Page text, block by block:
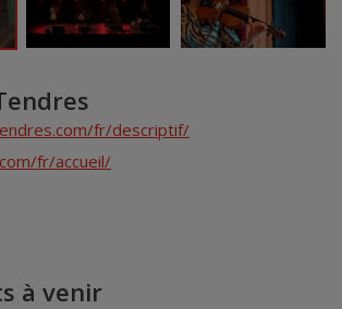
fr/descriptif/
fr/accueil/
à venir